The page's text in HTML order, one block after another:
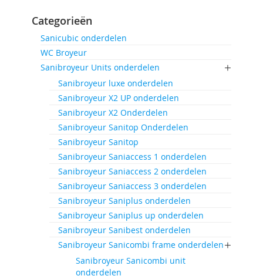
Categorieën
Sanicubic onderdelen
WC Broyeur
Sanibroyeur Units onderdelen
Sanibroyeur luxe onderdelen
Sanibroyeur X2 UP onderdelen
Sanibroyeur X2 Onderdelen
Sanibroyeur Sanitop Onderdelen
Sanibroyeur Sanitop
Sanibroyeur Saniaccess 1 onderdelen
Sanibroyeur Saniaccess 2 onderdelen
Sanibroyeur Saniaccess 3 onderdelen
Sanibroyeur Saniplus onderdelen
Sanibroyeur Saniplus up onderdelen
Sanibroyeur Sanibest onderdelen
Sanibroyeur Sanicombi frame onderdelen
Sanibroyeur Sanicombi unit
onderdelen